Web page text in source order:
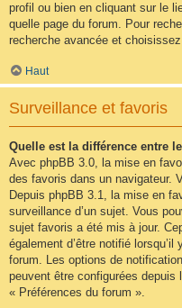
profil ou bien en cliquant sur le
quelle page du forum. Pour
recherche avancée et
Haut
Surveillance et favoris
Quelle est la différence entre
Avec phpBB 3.0, la mise en
des favoris dans un navigateur.
Depuis phpBB 3.1, la mise en
surveillance d’un sujet. Vous
sujet favoris a été mis à jour.
également d’être notifié
forum. Les options de
peuvent être configurées depuis
« Préférences du forum ».